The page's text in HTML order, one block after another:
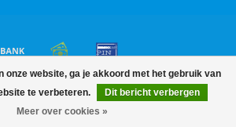
onze website, ga je akkoord met het gebruik van
te verbeteren.
Dit bericht verbergen
Meer over cookies »
Copyright 2026 Diveoutlet